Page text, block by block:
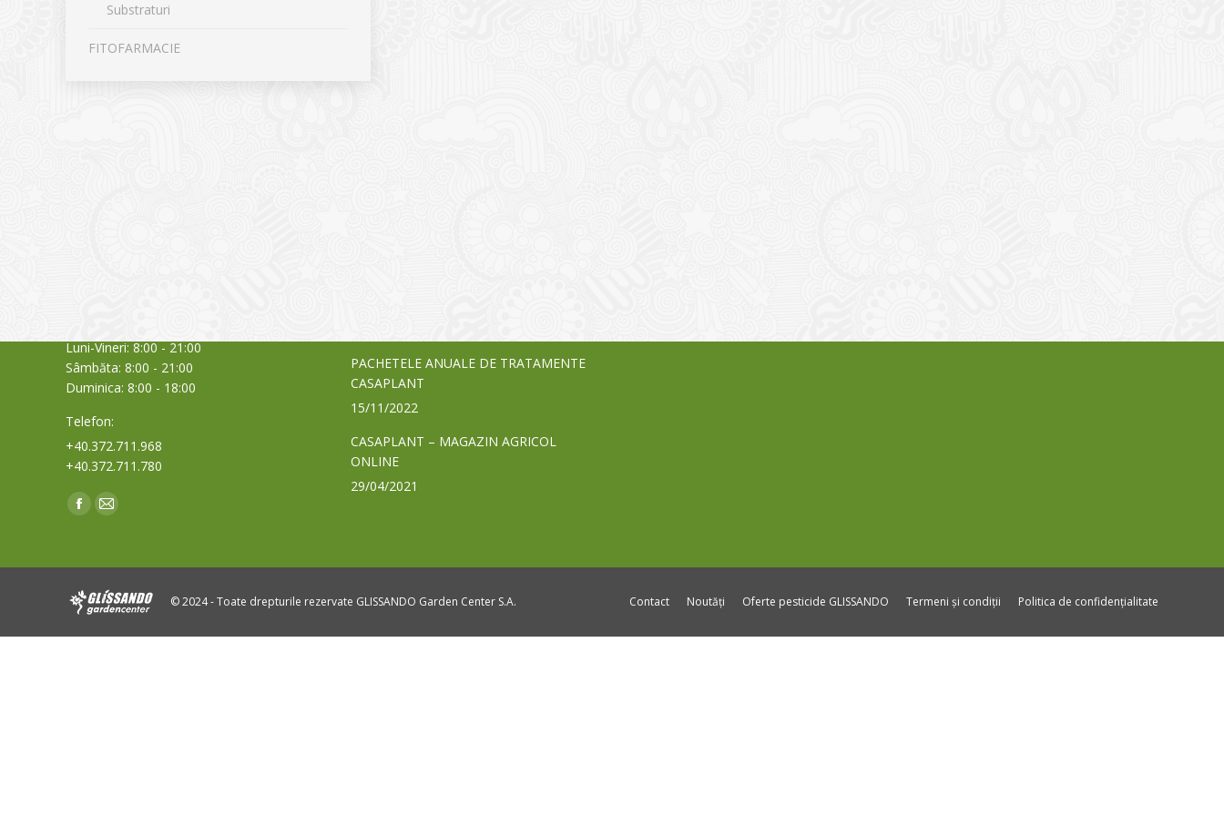
Substraturi
FITOFARMACIE
Luni-Vineri: 8:00 - 21:00
Sâmbăta: 8:00 - 21:00
Duminica: 8:00 - 18:00
Telefon:
+40.372.711.968
+40.372.711.780
Find us on:
Facebook
new
Mail
new
PACHETELE ANUALE DE TRATAMENTE
CASAPLANT
15/11/2022
CASAPLANT – MAGAZIN AGRICOL
ONLINE
29/04/2021
© 2024 - Toate drepturile rezervate GLISSANDO Garden Center S.A. Contact Noutăți Oferte pesticide GLISSANDO Termeni și condiții Politica de confidențialitate